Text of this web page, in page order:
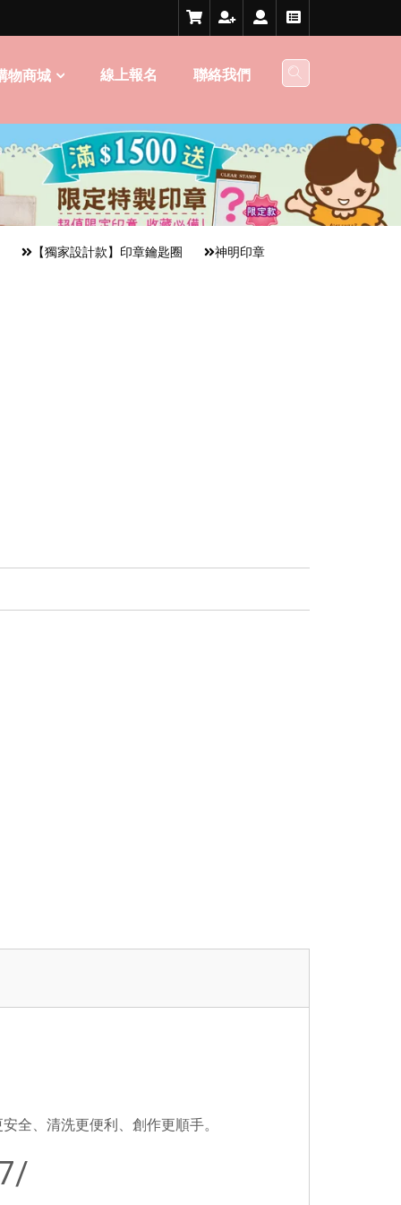
物商城 線上報名 聯絡我們
【獨家設計款】印章鑰匙圈 神明印章
全、清洗更便利、創作更順手。